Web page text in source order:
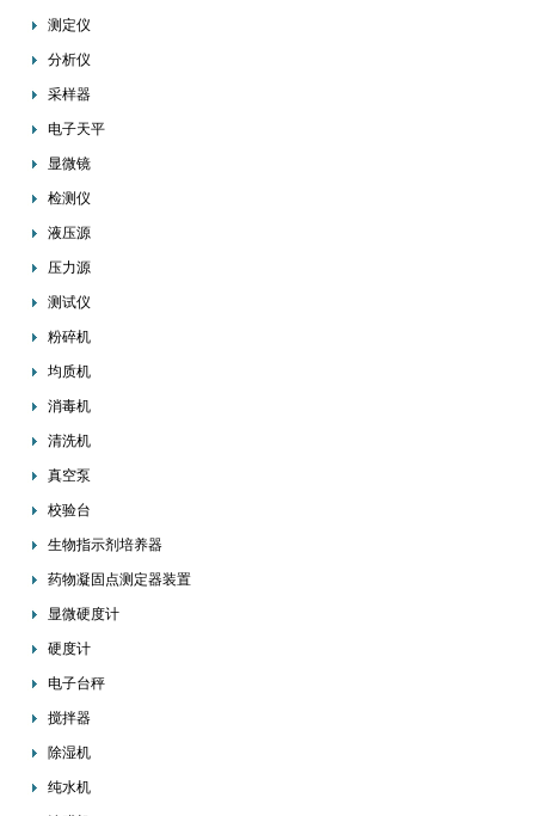
测定仪
分析仪
采样器
电子天平
显微镜
检测仪
液压源
压力源
测试仪
粉碎机
均质机
消毒机
清洗机
真空泵
校验台
生物指示剂培养器
药物凝固点测定器装置
显微硬度计
硬度计
电子台秤
搅拌器
除湿机
纯水机